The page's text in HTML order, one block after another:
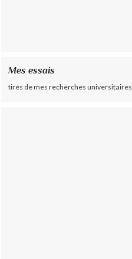
Mes essais
tirés de mes recherches universitaires